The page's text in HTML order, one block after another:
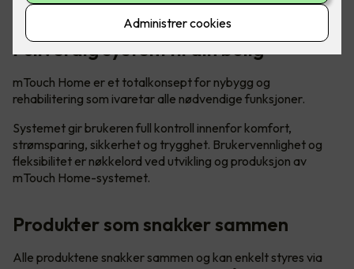
Foto: CTM Lyng
Fullverdig system til din bolig
mTouch Home er et totalkonsept for nybygg og
rehabilitering som ivaretar alle nødvendige funksjoner.
Systemet gir brukeren full kontroll innenfor komfort,
strømsparing, sikkerhet og trygghet. Brukervennlighet og
fleksibilitet er nøkkelord ved utvikling og produksjon av
mTouch Home-systemet.
Produkter som snakker sammen
Alle produktene snakker sammen og kan enkelt styres via